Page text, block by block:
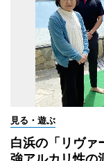
見る・遊ぶ
白浜の「リヴ